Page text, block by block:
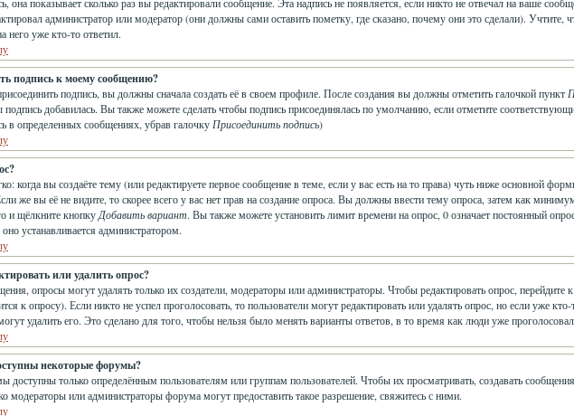
администратор или модератор (они должны сами оставить пометку, где сказано, почему они это сделали). Учтите,
него уже кто-то ответил.
подпись к моему сообщению?
подпись, вы должны сначала создать её в своем профиле. После создания вы должны отметить галочкой пункт
добавилась. Вы также можете сделать чтобы подпись присоединялась по умолчанию, если отметите
в определенных сообщениях, убрав галочку Присоединить подпись)
когда вы создаёте тему (или редактируете первое сообщение в теме, если у вас есть на то права) чуть ниже основной
же вы её не видите, то скорее всего у вас нет прав на создание опроса. Вы должны ввести тему опроса, затем как
и щёлкните кнопкуДобавить вариант. Вы также можете установить лимит времени на опрос, 0 означает постоянный
устанавливается администратором.
или удалить опрос?
опросы могут удалять только их создатели, модераторы или администраторы. Чтобы редактировать опрос,
к опросу). Если никто не успел проголосовать, то пользователи могут редактировать или удалять опрос, но если уже
удалить его. Это сделано для того, чтобы нельзя было менять варианты ответов, в то время как люди уже
некоторые форумы?
доступны только определённым пользователям или группам пользователей. Чтобы их просматривать, создавать
модераторы или администраторы форума могут предоставить такое разрешение, свяжитесь с ними.